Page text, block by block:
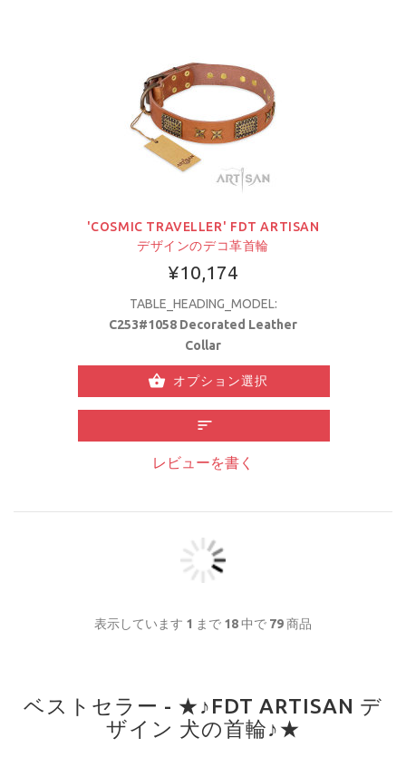
'COSMIC TRAVELLER' FDT ARTISAN
デザインのデコ革首輪
¥10,174
TABLE_HEADING_MODEL:
C253#1058 Decorated Leather
Collar
オプション選択
レビューを書く
表示しています 1 まで 18中で 79商品
ベストセラー - ★♪FDT ARTISAN デ
ザイン 犬の首輪♪★